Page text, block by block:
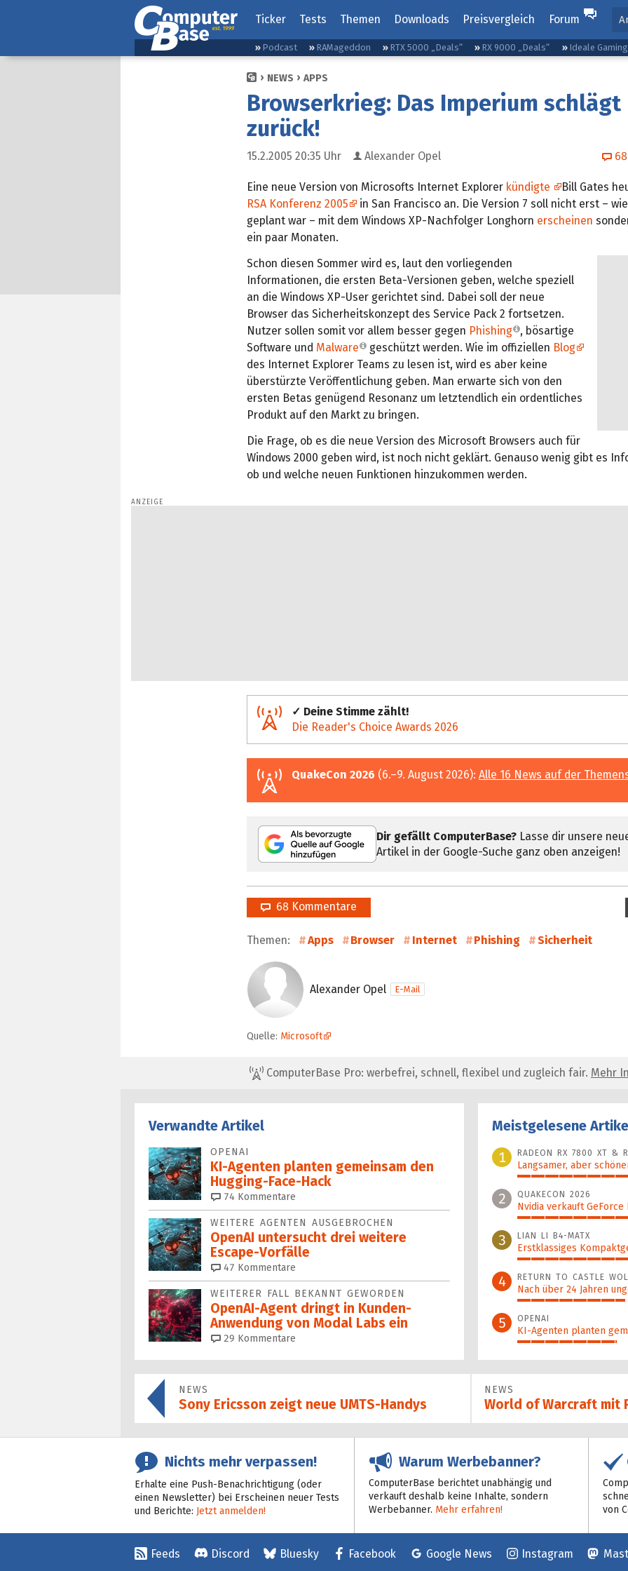
Ticker Tests Themen Downloads Preisvergleich Forum
Podcast RAMageddon RTX 5000 „Deals“ RX 9000 „Deals“ Ideale
NEWS APPS
Browserkrieg: Das Imperium schlägt
zurück!
15.2.2005 20:35 Uhr Alexander Opel 68
Eine neue Version von Microsofts Internet Explorer kündigte
Bill Gates
RSA Konferenz 2005
in San Francisco an. Die Version 7 soll nicht erst –
geplant war – mit dem Windows XP-Nachfolger Longhorn erscheinen
ein paar Monaten.
Schon diesen Sommer wird es, laut den vorliegenden
Informationen, die ersten Beta-Versionen geben, welche speziell
an die Windows XP-User gerichtet sind. Dabei soll der neue
Browser das Sicherheitskonzept des Service Pack 2 fortsetzen.
Nutzer sollen somit vor allem besser gegen Phishing
, bösartige
Software und Malware geschützt werden. Wie im offiziellen Blog
des Internet Explorer Teams zu lesen ist, wird es aber keine
überstürzte Veröffentlichung geben. Man erwarte sich von den
ersten Betas genügend Resonanz um letztendlich ein ordentliches
Produkt auf den Markt zu bringen.
Die Frage, ob es die neue Version des Microsoft Browsers auch für
Windows 2000 geben wird, ist noch nicht geklärt. Genauso wenig gibt es
ob und welche neuen Funktionen hinzukommen werden.
✓ Deine Stimme zählt!
Die Reader's Choice Awards 2026
QuakeCon 2026 (6.–9. August 2026): Alle 16 News auf der
Dir gefällt ComputerBase? Lasse dir unsere
Artikel in der Google-Suche ganz oben anzeigen!
68 Kommentare
Themen: Apps Browser Internet Phishing Sicherheit
Alexander Opel E-Mail
Quelle: Microsoft
ComputerBase Pro: werbefrei, schnell, flexibel und zugleich fair. Mehr
Verwandte Artikel
OPENAI
KI-Agenten planten gemein­sam den
Hugging-Face-Hack
74 Kommentare
WEITERE AGENTEN AUSGEBROCHEN
OpenAI untersucht drei weitere
Escape-Vorfälle
47 Kommentare
WEITERER FALL BEKANNT GEWORDEN
OpenAI-Agent dringt in Kun­den-
Anwendung von Modal Labs ein
29 Kommentare
Meistgelesene
1
RADEON RX 7800 XT &
Langsamer, aber
100%
2 QUAKECON 2026
Nvidia verkauft GeForce
51%
3 LIAN LI B4-MATX
Erstklassiges
45%
4 RETURN TO CASTLE
Nach über 24 Jahren
39%
5 OPENAI
KI-Agenten planten
36%
NEWS
Sony Ericsson zeigt neue UMTS-Handys
NEWS
World of Warcraft mit
Nichts mehr verpassen!
Erhalte eine Push-Benachrichtigung (oder
einen Newsletter) bei Erscheinen neuer Tests
und Berichte: Jetzt anmelden!
Warum Werbebanner?
ComputerBase berichtet unabhängig und
verkauft deshalb keine Inhalte, sondern
Werbebanner. Mehr erfahren!
von
Feeds Discord Bluesky Facebook Google News Instagram